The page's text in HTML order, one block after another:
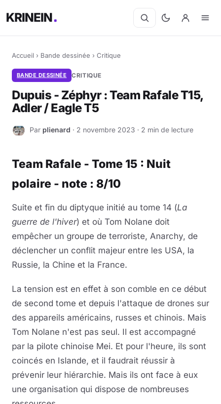
KRINEIN
Accueil › Bande dessinée › Critique
BANDE DESSINÉE CRITIQUE
Dupuis - Zéphyr : Team Rafale T15,
Adler / Eagle T5
P Par plienard · 2 novembre 2023 · 2 min de lecture
Team Rafale - Tome 15 : Nuit
polaire - note : 8/10
Suite et fin du diptyque initié au tome 14 (La
guerre de l'hiver) et où Tom Nolane doit
empêcher un groupe de terroriste, Anarchy, de
déclencher un conflit majeur entre les USA, la
Russie, la Chine et la France.
La tension est en effet à son comble en ce début
de second tome et depuis l'attaque de drones sur
des appareils américains, russes et chinois. Mais
Tom Nolane n'est pas seul. Il est accompagné
par la pilote chinoise Mei. Et pour l'heure, ils sont
coincés en Islande, et il faudrait réussir à
prévenir leur hiérarchie. Mais ils ont face à eux
une organisation qui dispose de nombreuses